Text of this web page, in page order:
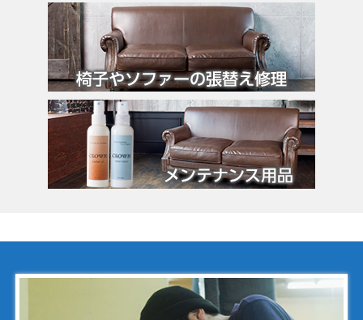
ギ・ラロッシュ
グッチ
クロエ
クロコラックス
クロムハーツ
コーチ
コールハーン
ゴヤール